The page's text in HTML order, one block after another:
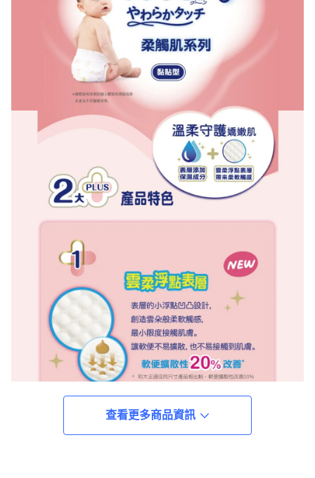
查看更多商品資訊